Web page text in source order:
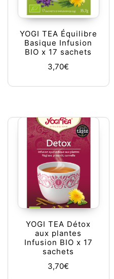
YOGI TEA Équilibre
Basique Infusion
BIO x 17 sachets
3,70€
YOGI TEA Détox
aux plantes
Infusion BIO x 17
sachets
3,70€